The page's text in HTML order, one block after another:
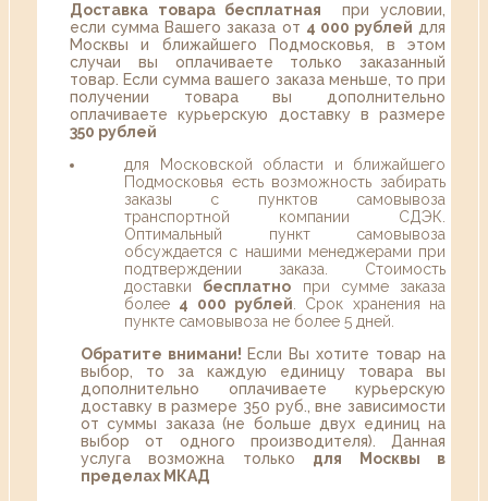
Доставка товара бесплатная при условии,
если сумма Вашего заказа от 4 000 рублей для
Москвы и ближайшего Подмосковья, в этом
случаи вы оплачиваете только заказанный
товар. Если сумма вашего заказа меньше, то при
получении товара вы дополнительно
оплачиваете курьерскую доставку в размере
350 рублей
для Московской области и ближайшего
Подмосковья есть возможность забирать
заказы с пунктов самовывоза
транспортной компании СДЭК.
Оптимальный пункт самовывоза
обсуждается с нашими менеджерами при
подтверждении заказа. Стоимость
доставки бесплатно при сумме заказа
более 4 000 рублей . Срок хранения на
пункте самовывоза не более 5 дней.
Обратите внимани! Если Вы хотите товар на
выбор, то за каждую единицу товара вы
дополнительно оплачиваете курьерскую
доставку в размере 350 руб., вне зависимости
от суммы заказа (не больше двух единиц на
выбор от одного производителя). Данная
услуга возможна только для Москвы в
пределах МКАД